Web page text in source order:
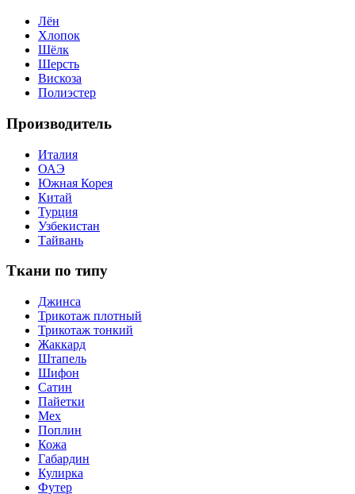
Лён
Хлопок
Шёлк
Шерсть
Вискоза
Полиэстер
Производитель
Италия
ОАЭ
Южная Корея
Китай
Турция
Узбекистан
Тайвань
Ткани по типу
Джинса
Трикотаж плотный
Трикотаж тонкий
Жаккард
Штапель
Шифон
Сатин
Пайетки
Мех
Поплин
Кожа
Габардин
Кулирка
Футер